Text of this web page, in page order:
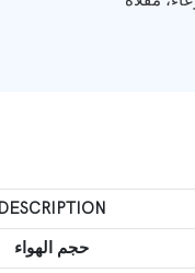
DESCRIPTION
حجم الهواء